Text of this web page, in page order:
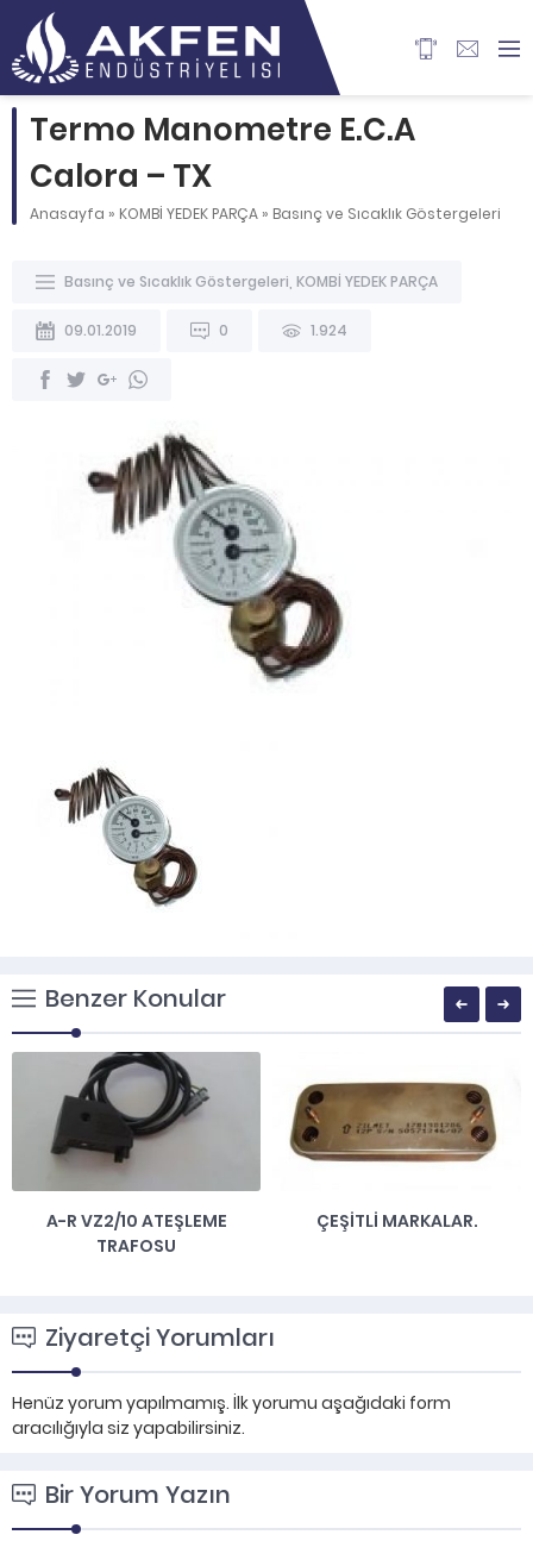
Termo Manometre E.C.A
Calora – TX
Anasayfa » KOMBİ YEDEK PARÇA » Basınç ve Sıcaklık Göstergeleri
Basınç ve Sıcaklık Göstergeleri KOMBİ YEDEK PARÇA
09.01.2019 0 1.924
Benzer Konular
A-R VZ2/10 ATEŞLEME
TRAFOSU
ÇEŞITLI MARKALAR.
Ziyaretçi Yorumları
Henüz yorum yapılmamış. İlk yorumu aşağıdaki form
aracılığıyla siz yapabilirsiniz.
Bir Yorum Yazın